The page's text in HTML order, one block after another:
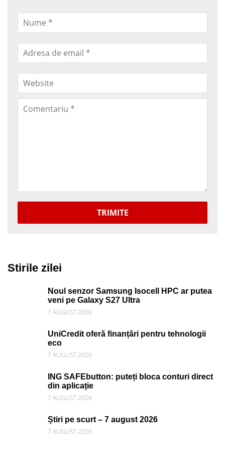
TRIMITE
Stirile zilei
Noul senzor Samsung Isocell HPC ar putea
veni pe Galaxy S27 Ultra
7 AUGUST 2026
UniCredit oferă finanțări pentru tehnologii
eco
7 AUGUST 2026
ING SAFEbutton: puteți bloca conturi direct
din aplicație
7 AUGUST 2026
Știri pe scurt – 7 august 2026
7 AUGUST 2026